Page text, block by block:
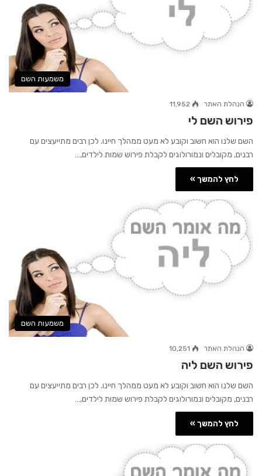
משמעות השם
הנהלת האתר 11,952
פירוש השם לי
השם שלנו הוא חשוב וקובע לא מעט ממהלך חיינו. לכן רבים מתייעצים עם
רבנים, מקובלים ונמורולוגים לקבלת פירוש שמות לילדים,…
לחץ להמשך »
משמעות השם
הנהלת האתר 10,251
פירוש השם ליה
השם שלנו הוא חשוב וקובע לא מעט ממהלך חיינו. לכן רבים מתייעצים עם
רבנים, מקובלים ונמורולוגים לקבלת פירוש שמות לילדים,…
לחץ להמשך »